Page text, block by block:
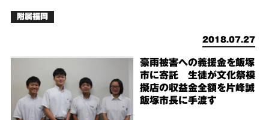
附属福岡
2018.07.27
豪雨被害への義援金を飯塚
市に寄託 生徒が文化祭模
擬店の収益金全額を片峰誠
飯塚市長に手渡す